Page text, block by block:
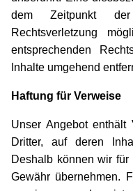
dem Zeitpunkt
Rechtsverletzung
entsprechenden
Inhalte umgehend
Haftung für Verweise
Unser Angebot enthält
Dritter, auf deren
Deshalb können wir
Gewähr übernehmen.